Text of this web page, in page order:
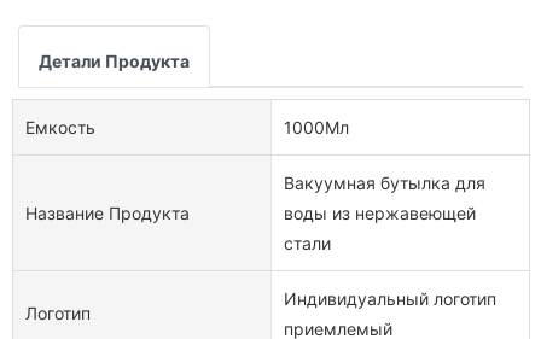
Детали Продукта
Емкость 1000Мл
Название Продукта
Вакуумная бутылка для
воды из нержавеющей
стали
Логотип
Индивидуальный логотип
приемлемый